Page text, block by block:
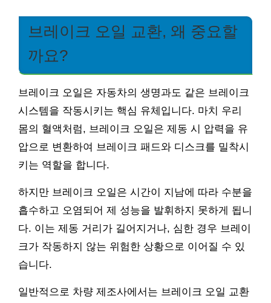
브레이크 오일 교환, 왜 중요할
까요?
브레이크 오일은 자동차의 생명과도 같은 브레이크
시스템을 작동시키는 핵심 유체입니다. 마치 우리
몸의 혈액처럼, 브레이크 오일은 제동 시 압력을 유
압으로 변환하여 브레이크 패드와 디스크를 밀착시
키는 역할을 합니다.
하지만 브레이크 오일은 시간이 지남에 따라 수분을
흡수하고 오염되어 제 성능을 발휘하지 못하게 됩니
다. 이는 제동 거리가 길어지거나, 심한 경우 브레이
크가 작동하지 않는 위험한 상황으로 이어질 수 있
습니다.
일반적으로 차량 제조사에서는 브레이크 오일 교환